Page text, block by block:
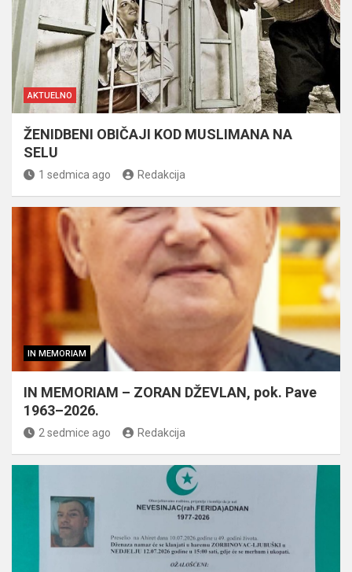
AKTUELNO
ŽENIDBENI OBIČAJI KOD MUSLIMANA NA
SELU
1 sedmica ago Redakcija
IN MEMORIAM
IN MEMORIAM – ZORAN DŽEVLAN, pok. Pave
1963–2026.
2 sedmice ago Redakcija